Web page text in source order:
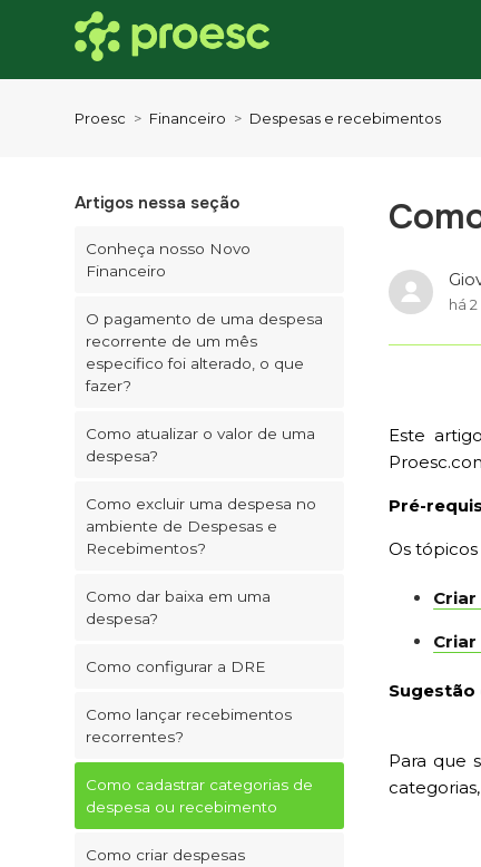
Proesc Financeiro Despesas e recebimentos
Artigos nessa seção
Conheça nosso Novo
Financeiro
O pagamento de uma despesa
recorrente de um mês
especifico foi alterado, o que
fazer?
Como atualizar o valor de uma
despesa?
Como excluir uma despesa no
ambiente de Despesas e
Recebimentos?
Como dar baixa em uma
despesa?
Como configurar a DRE
Como lançar recebimentos
recorrentes?
Como cadastrar categorias de
despesa ou recebimento
Como criar despesas
há
Este
Pré-
Os
Para que